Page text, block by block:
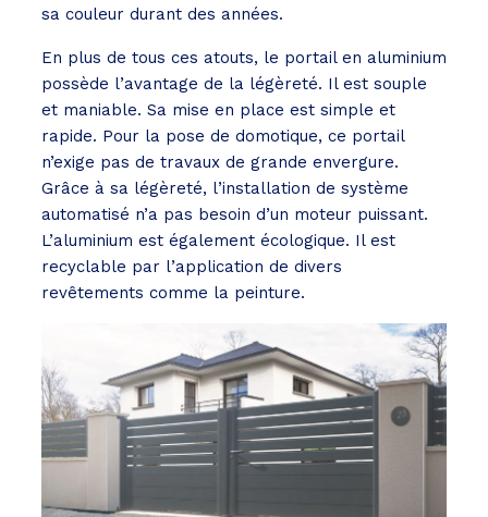
sa couleur durant des années.
En plus de tous ces atouts, le portail en aluminium
possède l’avantage de la légèreté. Il est souple
et maniable. Sa mise en place est simple et
rapide. Pour la pose de domotique, ce portail
n’exige pas de travaux de grande envergure.
Grâce à sa légèreté, l’installation de système
automatisé n’a pas besoin d’un moteur puissant.
L’aluminium est également écologique. Il est
recyclable par l’application de divers
revêtements comme la peinture.